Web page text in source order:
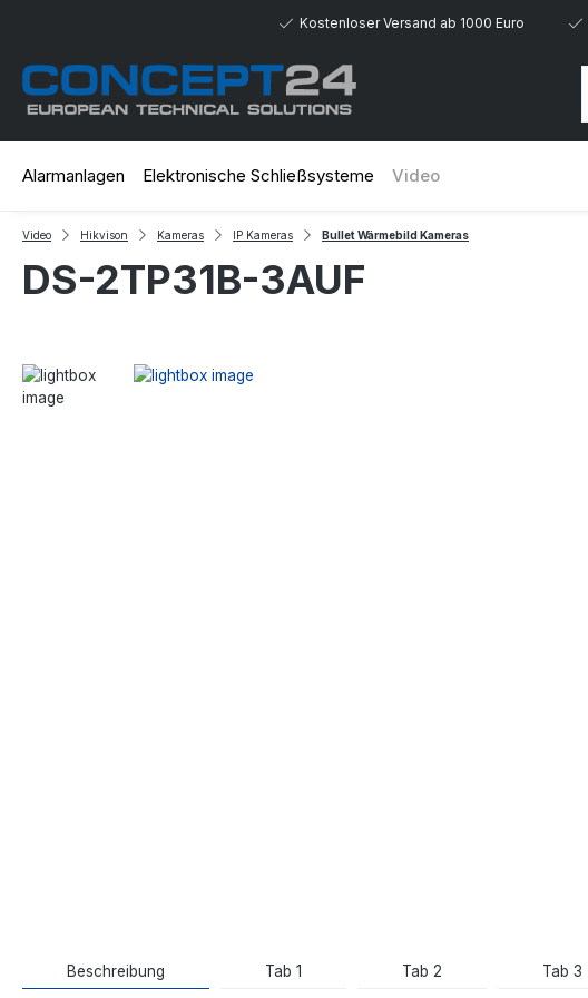
Kostenloser Versand ab 1000 Euro
Alarmanlagen Elektronische Schließsysteme Video
Video Hikvison Kameras IP Kameras Bullet Wärmebild Kameras
DS-2TP31B-3AUF
Beschreibung Tab 1 Tab 2 Tab 3